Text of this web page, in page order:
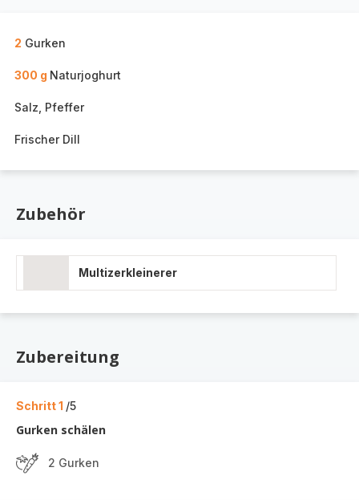
2 Gurken
300 g Naturjoghurt
Salz, Pfeffer
Frischer Dill
Zubehör
Multizerkleinerer
Zubereitung
Schritt 1 /5
Gurken schälen
2 Gurken